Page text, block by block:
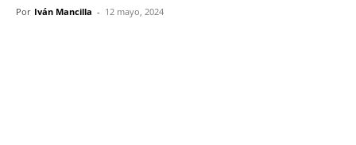
Por Iván Mancilla - 12 mayo, 2024